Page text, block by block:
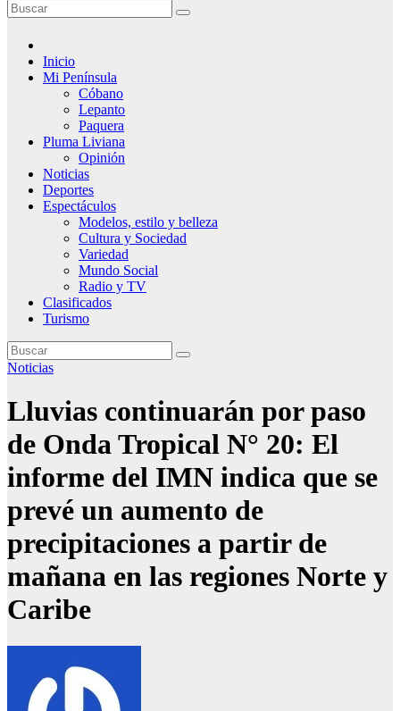
Inicio
Mi Península
Cóbano
Lepanto
Paquera
Pluma Liviana
Opinión
Noticias
Deportes
Espectáculos
Modelos, estilo y belleza
Cultura y Sociedad
Variedad
Mundo Social
Radio y TV
Clasificados
Turismo
Noticias
Lluvias continuarán por paso
de Onda Tropical N° 20: El
informe del IMN indica que se
prevé un aumento de
precipitaciones a partir de
mañana en las regiones Norte y
Caribe